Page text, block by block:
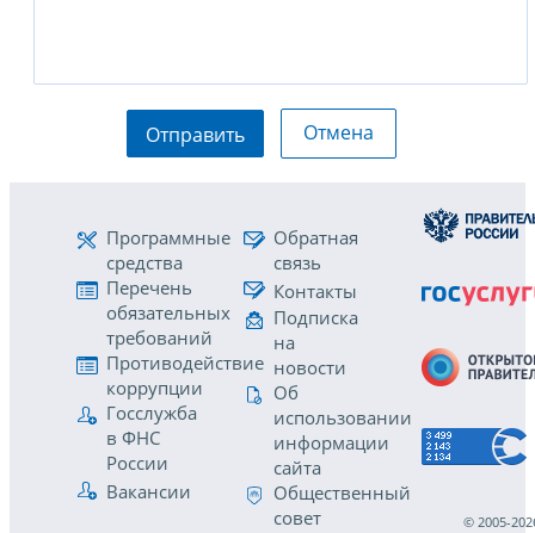
Отправить Отмена
Программные
средства
Перечень
обязательных
требований
Противодействие
коррупции
Госслужба
в ФНС
России
Вакансии
Обратная
связь
Контакты
Подписка
на
новости
Об
использовании
информации
сайта
Общественный
совет
© 2005-